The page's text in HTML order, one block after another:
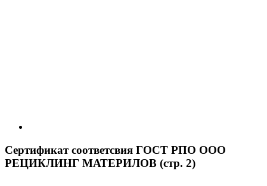
Сертификат соответсвия ГОСТ РПО ООО
РЕЦИКЛИНГ МАТЕРИЛОВ (стр. 2)